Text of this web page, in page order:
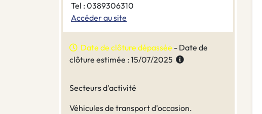
Tel : 0389306310
Accéder au site
Date de clôture dépassée - Date de
clôture estimée : 15/07/2025
Secteurs d'activité
Véhicules de transport d'occasion.